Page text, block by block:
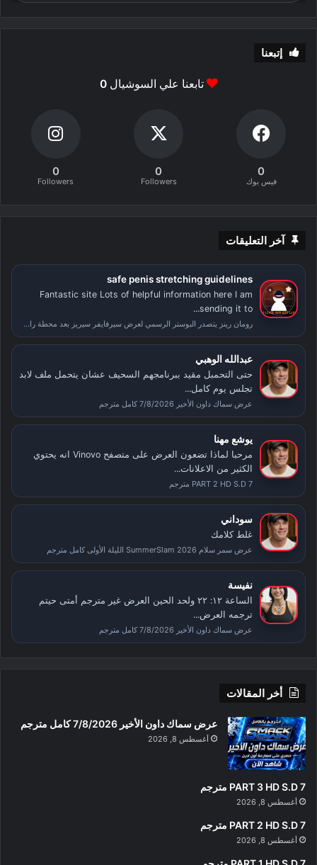
إتبعنا
تابعنا علي السوشيال0
0
فيس بوك
0
Followers
0
Followers
آخر التعليقات
safe penis stretching guidelines
Fantastic site Lots of helpful information here I am
sending it to...
رومان رينز يتصدر البوستر الرسمي لعرض سيرفايفر سيريز بعد محطة راسلمينيا
عبدالله الوهبي
حتى التحمبل مقيد ببرنامجهم السحيف عشان يتحمل ملف لابد
تجلس يوم كامل...
عرض سماك داون الأخير 7/8/2026 كامل مترجم
يوشع مهنا
مرحبا لماذا تضعون العرض على متصفح Vinovo انه يحتوي
الكثير من الاعلانات...
PART 2 HD S.D 7 مترجم
سوداني
غلط كلامك
عرض سمر سلام SummerSlam 2026 الليلة الأولى كامل مترجم
نفيسة
الساعة ١٢: ٢٢ ولحد الحين العرض غير مترجم أمتى حيتم
ترجمه العرض...
عرض سماك داون الأخير 7/8/2026 كامل مترجم
أخر المقالات
عرض سماك داون الأخير 7/8/2026 كامل مترجم
أغسطس 8, 2026
PART 3 HD S.D 7 مترجم
أغسطس 8, 2026
PART 2 HD S.D 7 مترجم
أغسطس 8, 2026